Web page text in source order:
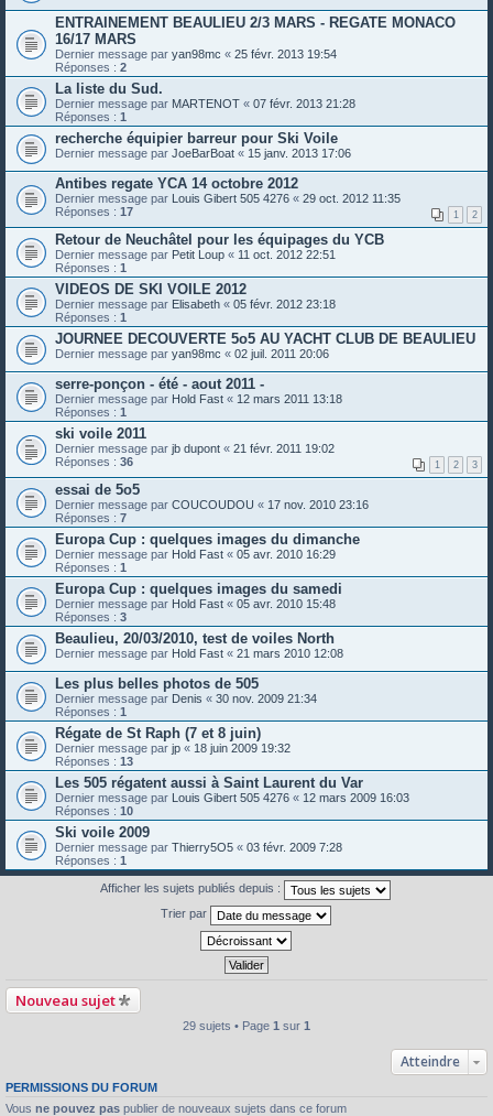
ENTRAINEMENT BEAULIEU 2/3 MARS - REGATE MONACO
16/17 MARS
Dernier message par yan98mc « 25 févr. 2013 19:54
Réponses : 2
La liste du Sud.
Dernier message par MARTENOT « 07 févr. 2013 21:28
Réponses : 1
recherche équipier barreur pour Ski Voile
Dernier message par JoeBarBoat « 15 janv. 2013 17:06
Antibes regate YCA 14 octobre 2012
Dernier message par Louis Gibert 505 4276 « 29 oct. 2012 11:35
Réponses : 17 1 2
Retour de Neuchâtel pour les équipages du YCB
Dernier message par Petit Loup « 11 oct. 2012 22:51
Réponses : 1
VIDEOS DE SKI VOILE 2012
Dernier message par Elisabeth « 05 févr. 2012 23:18
Réponses : 1
JOURNEE DECOUVERTE 5o5 AU YACHT CLUB DE BEAULIEU
Dernier message par yan98mc « 02 juil. 2011 20:06
serre-ponçon - été - aout 2011 -
Dernier message par Hold Fast « 12 mars 2011 13:18
Réponses : 1
ski voile 2011
Dernier message par jb dupont « 21 févr. 2011 19:02
Réponses : 36 1 2 3
essai de 5o5
Dernier message par COUCOUDOU « 17 nov. 2010 23:16
Réponses : 7
Europa Cup : quelques images du dimanche
Dernier message par Hold Fast « 05 avr. 2010 16:29
Réponses : 1
Europa Cup : quelques images du samedi
Dernier message par Hold Fast « 05 avr. 2010 15:48
Réponses : 3
Beaulieu, 20/03/2010, test de voiles North
Dernier message par Hold Fast « 21 mars 2010 12:08
Les plus belles photos de 505
Dernier message par Denis « 30 nov. 2009 21:34
Réponses : 1
Régate de St Raph (7 et 8 juin)
Dernier message par jp « 18 juin 2009 19:32
Réponses : 13
Les 505 régatent aussi à Saint Laurent du Var
Dernier message par Louis Gibert 505 4276 « 12 mars 2009 16:03
Réponses : 10
Ski voile 2009
Dernier message par Thierry5O5 « 03 févr. 2009 7:28
Réponses : 1
Afficher les sujets publiés depuis :
Trier par
Nouveau sujet
29 sujets • Page 1 sur 1
Atteindre
PERMISSIONS DU FORUM
Vous ne pouvez pas publier de nouveaux sujets dans ce forum